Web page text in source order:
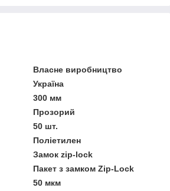
Власне виробництво
Україна
300 мм
Прозорий
50 шт.
Поліетилен
Замок zip-lock
Пакет з замком Zip-Lock
50 мкм